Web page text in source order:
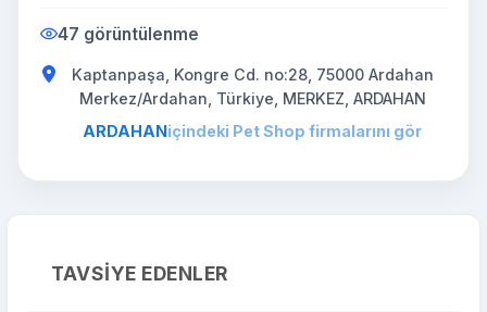
47 görüntülenme
Kaptanpaşa, Kongre Cd. no:28, 75000 Ardahan
Merkez/Ardahan, Türkiye, MERKEZ, ARDAHAN
ARDAHANiçindeki Pet Shop firmalarını gör
TAVSIYE EDENLER